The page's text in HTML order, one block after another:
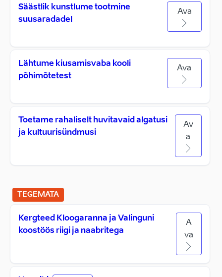
Säästlik kunstlume tootmine
suusaradadel
Ava
Lähtume kiusamisvaba kooli
põhimõtetest
Ava
Toetame rahaliselt huvitavaid algatusi
ja kultuurisündmusi
Av
a
TEGEMATA
Kergteed Kloogaranna ja Valinguni
koostöös riigi ja naabritega
A
va